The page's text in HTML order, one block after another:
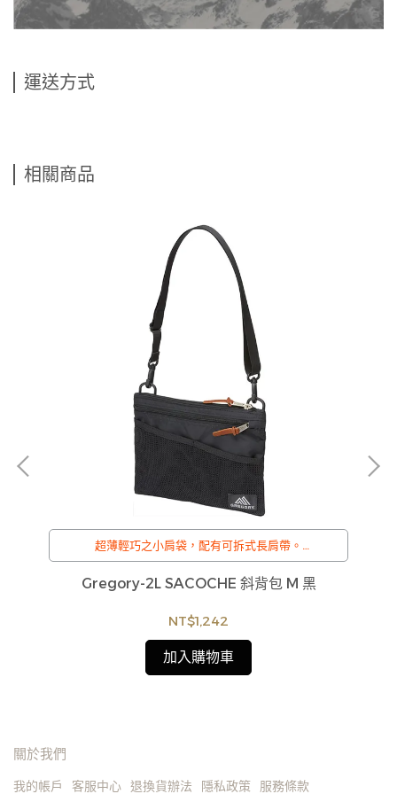
運送方式
相關商品
超薄輕巧之小肩袋，配有可拆式長肩帶。
/
訂購注意事項 :
商品流動性快且多個平台共用庫存，偶有下單後缺貨
情形，客服人員將立即與您聯繫交期或更換商品，如
無法出貨，本公司將有權取消訂單，造成不便尚請見
諒。如遇庫存不足無法下單，亦歡迎洽詢客服。
Gregory-2L SACOCHE 斜背包 M 黑
NT$1,242
加入購物車
關於我們
我的帳戶 客服中心 退換貨辦法 隱私政策 服務條款